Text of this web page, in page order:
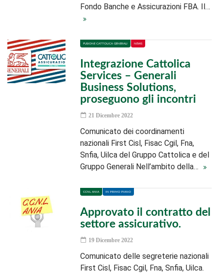
Fondo Banche e Assicurazioni FBA. Il…
FUSIONE CATTOLICA GENERALI NEWS
Integrazione Cattolica
Services – Generali
Business Solutions,
proseguono gli incontri
21 Dicembre 2022
Comunicato dei coordinamenti
nazionali First Cisl, Fisac Cgil, Fna,
Snfia, Uilca del Gruppo Cattolica e del
Gruppo Generali Nell’ambito della…
CCNL ANIA IN PRIMO PIANO
Approvato il contratto del
settore assicurativo.
19 Dicembre 2022
Comunicato delle segreterie nazionali
First Cisl, Fisac Cgil, Fna, Snfia, Uilca.